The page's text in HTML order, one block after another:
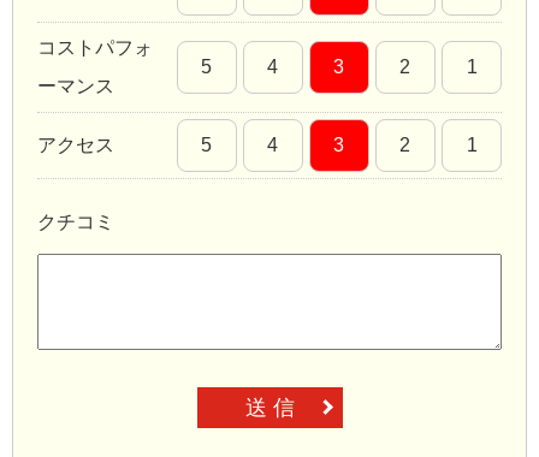
コストパフォ
ーマンス
5 4 3 2 1
アクセス 5 4 3 2 1
クチコミ
送 信